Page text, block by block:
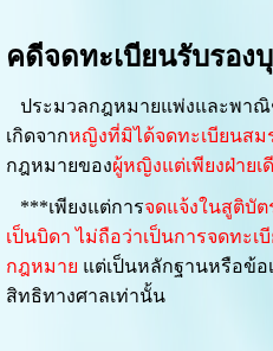
คดีจดทะเบียนรับรอง
ประมวลกฎหมายแพ่งและพาณิ
เกิดจากหญิงที่มิได้จดทะเบียนสม
กฎหมายของผู้หญิงแต่เพียงฝ่ายเ
***เพียงแต่การจดแจ้งในสูติบั
เป็นบิดา ไม่ถือว่าเป็นการจดทะเ
กฎหมาย แต่เป็นหลักฐานหรือข้อ
สิทธิทางศาลเท่านั้น